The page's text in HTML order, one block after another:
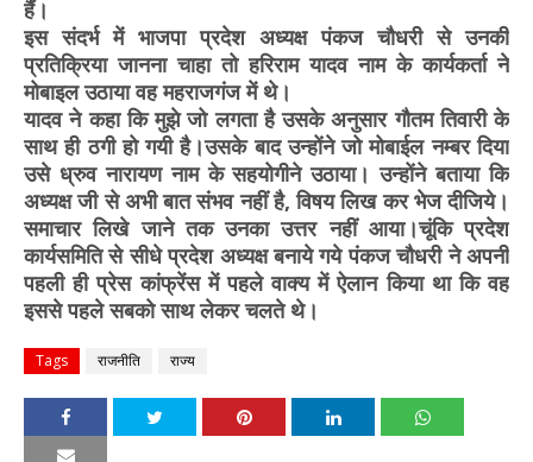
हैं।
इस संदर्भ में भाजपा प्रदेश अध्यक्ष पंकज चौधरी से उनकी
प्रतिक्रिया जानना चाहा तो हरिराम यादव नाम के कार्यकर्ता ने
मोबाइल उठाया वह महराजगंज में थे।
यादव ने कहा कि मुझे जो लगता है उसके अनुसार गौतम तिवारी के
साथ ही ठगी हो गयी है।उसके बाद उन्होंने जो मोबाईल नम्बर दिया
उसे ध्रुव नारायण नाम के सहयोगीने उठाया। उन्होंने बताया कि
अध्यक्ष जी से अभी बात संभव नहीं है, विषय लिख कर भेज दीजिये।
समाचार लिखे जाने तक उनका उत्तर नहीं आया।चूंकि प्रदेश
कार्यसमिति से सीधे प्रदेश अध्यक्ष बनाये गये पंकज चौधरी ने अपनी
पहली ही प्रेस कांफ्रेंस में पहले वाक्य में ऐलान किया था कि वह
इससे पहले सबको साथ लेकर चलते थे।
Tags राजनीति राज्य